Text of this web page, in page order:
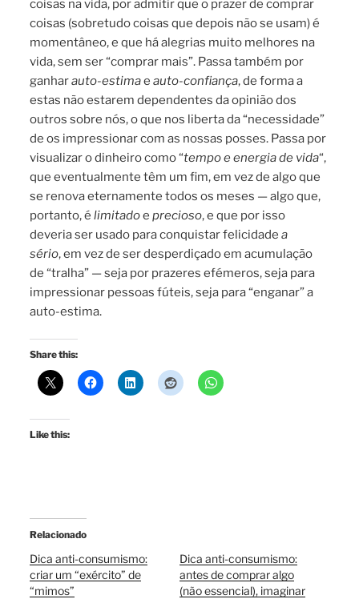
coisas na vida, por admitir que o prazer de comprar
coisas (sobretudo coisas que depois não se usam) é
momentâneo, e que há alegrias muito melhores na
vida, sem ser “comprar mais”. Passa também por
ganharauto-estimaeauto-confiança, de forma a
estas não estarem dependentes da opinião dos
outros sobre nós, o que nos liberta da “necessidade”
de os impressionar com as nossas posses. Passa por
visualizar o dinheiro como “tempo e energia de vida“,
que eventualmente têm um fim, em vez de algo que
se renova eternamente todos os meses — algo que,
portanto, élimitadoeprecioso, e que por isso
deveria ser usado para conquistar felicidadea
sério, em vez de ser desperdiçado em acumulação
de “tralha” — seja por prazeres efémeros, seja para
impressionar pessoas fúteis, seja para “enganar” a
auto-estima.
Share this:
Like this:
Relacionado
Dica anti-consumismo:
criar um “exército” de
“mimos”
Dica anti-consumismo:
antes de comprar algo
(não essencial), imaginar